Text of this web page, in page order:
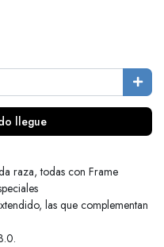
llegue
raza, todas con Frame
las que complementan